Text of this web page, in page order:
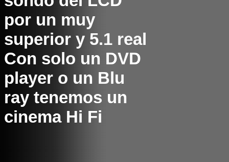
por un muy
superior y 5.1 real
Con solo un DVD
player o un Blu
ray tenemos un
cinema Hi Fi